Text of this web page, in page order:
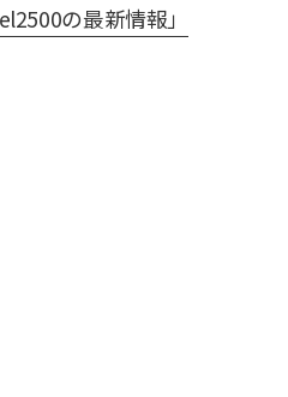
の最新情報」